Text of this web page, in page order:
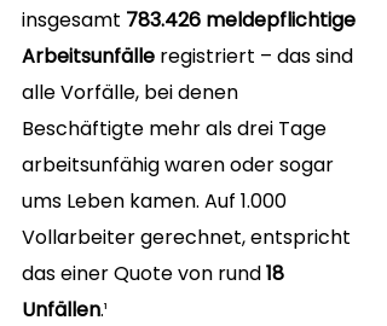
insgesamt 783.426 meldepflichtige
Arbeitsunfälle registriert – das sind
alle Vorfälle, bei denen
Beschäftigte mehr als drei Tage
arbeitsunfähig waren oder sogar
ums Leben kamen. Auf 1.000
Vollarbeiter gerechnet, entspricht
das einer Quote von rund 18
Unfällen.¹